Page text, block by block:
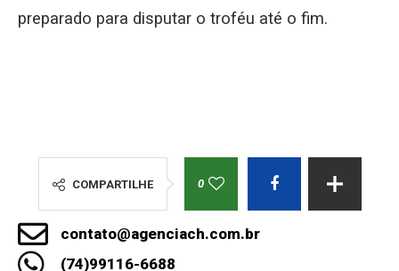
preparado para disputar o troféu até o fim.
COMPARTILHE 0
contato@agenciach.com.br
(74)99116-6688